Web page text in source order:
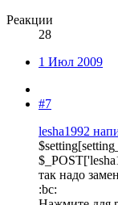
Реакции
28
1 Июл 2009
#7
lesha1992
так надо
:bc: